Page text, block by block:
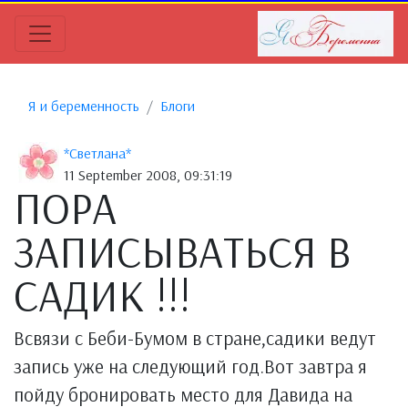
Я и беременность Блоги
*Светлана*
11 September 2008, 09:31:19
ПОРА
ЗАПИСЫВАТЬСЯ В
САДИК !!!
Всвязи с Беби-Бумом в стране,садики ведут
запись уже на следующий год.Вот завтра я
пойду бронировать место для Давида на